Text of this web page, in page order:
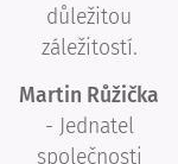
důležitou
záležitostí.
Martin Růžička
- Jednatel
společnosti